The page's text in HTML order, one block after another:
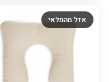
אזל מהמלאי